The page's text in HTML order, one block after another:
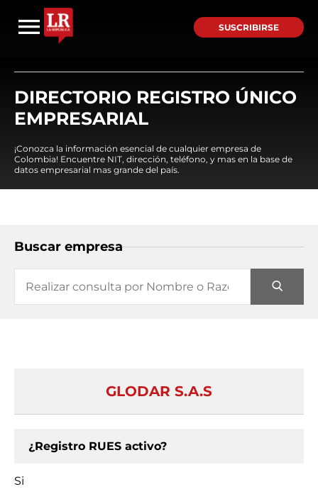
SUSCRIBIRSE
DIRECTORIO REGISTRO ÚNICO
EMPRESARIAL
¡Conozca la información esencial de cualquier empresa de
Colombia! Encuentre NIT, dirección, teléfono, y mas en la base de
datos empresarial mas grande del país.
Buscar empresa
GLODAR S.A.S
¿Registro RUES activo?
Si